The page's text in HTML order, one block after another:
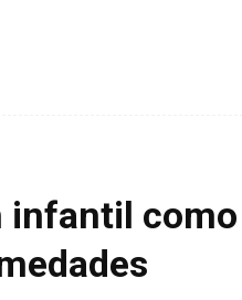
infantil como